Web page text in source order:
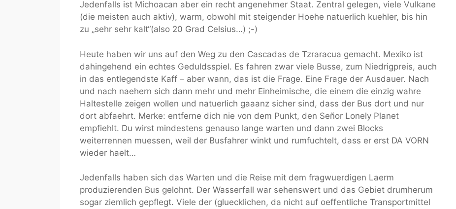
Jedenfalls ist Michoacan aber ein recht angenehmer Staat. Zentral gelegen, viele Vulkane
(die meisten auch aktiv), warm, obwohl mit steigender Hoehe natuerlich kuehler, bis hin
zu „sehr sehr kalt“(also 20 Grad Celsius…) ;-)
Heute haben wir uns auf den Weg zu den Cascadas de Tzraracua gemacht. Mexiko ist
dahingehend ein echtes Geduldsspiel. Es fahren zwar viele Busse, zum Niedrigpreis, auch
in das entlegendste Kaff – aber wann, das ist die Frage. Eine Frage der Ausdauer. Nach
und nach naehern sich dann mehr und mehr Einheimische, die einem die einzig wahre
Haltestelle zeigen wollen und natuerlich gaaanz sicher sind, dass der Bus dort und nur
dort abfaehrt. Merke: entferne dich nie von dem Punkt, den Señor Lonely Planet
empfiehlt. Du wirst mindestens genauso lange warten und dann zwei Blocks
weiterrennen muessen, weil der Busfahrer winkt und rumfuchtelt, dass er erst DA VORN
wieder haelt…
Jedenfalls haben sich das Warten und die Reise mit dem fragwuerdigen Laerm
produzierenden Bus gelohnt. Der Wasserfall war sehenswert und das Gebiet drumherum
sogar ziemlich gepflegt. Viele der (gluecklichen, da nicht auf oeffentliche Transportmittel